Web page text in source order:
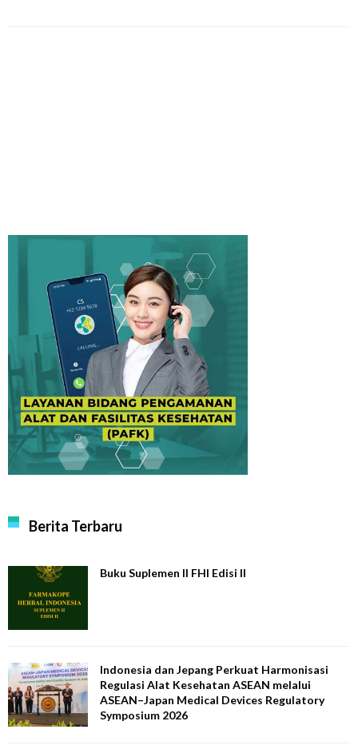
Berita Terbaru
Buku Suplemen II FHI Edisi II
Indonesia dan Jepang Perkuat Harmonisasi
Regulasi Alat Kesehatan ASEAN melalui
ASEAN–Japan Medical Devices Regulatory
Symposium 2026